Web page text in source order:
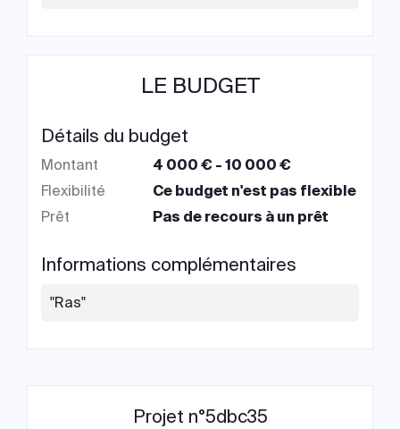
LE BUDGET
Détails du budget
Montant
4 000 € - 10 000 €
Flexibilité
Ce budget n'est pas flexible
Prêt
Pas de recours à un prêt
Informations complémentaires
"Ras"
Projet n°5dbc35